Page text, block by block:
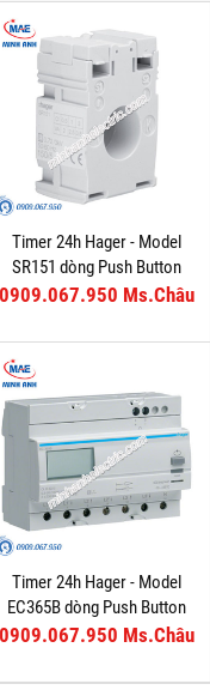
Timer 24h Hager - Model
SR151 dòng Push Button
0909.067.950 Ms.Châu
Timer 24h Hager - Model
EC365B dòng Push Button
0909.067.950 Ms.Châu